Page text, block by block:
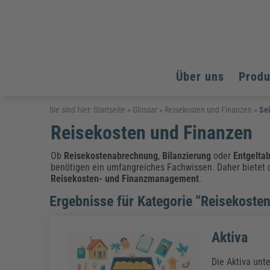
Über uns
Arbeitsschutz
Fachpublikationen & Arbeitshilfen
Arbeitssicherheit & Gesundheitsschutz
Brandschutz
Arbeitsschutz & Brandschutz
Assistenz & Office-Management
Baurecht & Architektenrecht
Energieoptimiertes & klimaneutrales Bauen
Nachhaltiges Planen
Bau, Immobilien & Gebäudemanagement
Bildung und Erziehung
Kinderschutz, Jugendhilfe & Inklusion
Datenschutz & IT-Recht
Elektrosicherheit
Fachpublikationen & Arbeitshilfen
Weiterbildungen (AKADEMIE HERKERT)
Arbeitsschutz
Bildung und Erziehung
Energie und Umwelt
Kommunales
Reisekosten und Finanzen
Arbeitsschutz
Bildung und Erziehung
Energie und Umwelt
Kommunales
Reisekosten und Finanzen
Sie sind hier: Startseite » Glossar » Reisekosten und Finanzen »
Reisekosten und Finanzen
Ob Reisekostenabrechnung, Bilanzierung oder
benötigen ein umfangreiches Fachwissen. Daher
Reisekosten- und Finanzmanagement.
Ergebnisse für Kategorie
Aktiva
Die Aktiva